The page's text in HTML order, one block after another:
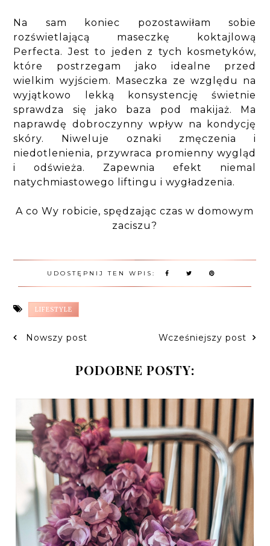
Na sam koniec pozostawiłam sobie
rozświetlającą maseczkę koktajlową
Perfecta. Jest to jeden z tych kosmetyków,
które postrzegam jako idealne przed
wielkim wyjściem. Maseczka ze względu na
wyjątkowo lekką konsystencję świetnie
sprawdza się jako baza pod makijaż. Ma
naprawdę dobroczynny wpływ na kondycję
skóry. Niweluje oznaki zmęczenia i
niedotlenienia, przywraca promienny wygląd
i odświeża. Zapewnia efekt niemal
natychmiastowego liftingu i wygładzenia.
A co Wy robicie, spędzając czas w domowym
zaciszu?
UDOSTĘPNIJ TEN WPIS:
LIFESTYLE
Nowszy post Wcześniejszy post
PODOBNE POSTY: